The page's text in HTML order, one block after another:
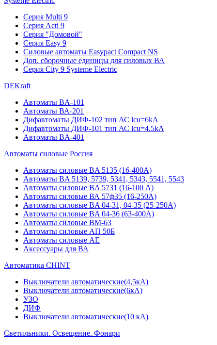
Серия Multi 9
Серия Acti 9
Серия "Домовой"
Серия Easy 9
Силовые автоматы Easypact Compact NS
Доп. сборочные единицы для силовых ВА
Серия City 9 Systeme Electric
DEKraft
Автоматы BA-101
Автоматы ВА-201
Дифавтоматы ДИФ-102 тип АС lcu=6kA
Дифавтоматы ДИФ-101 тип АС lcu=4.5kA
Автоматы BA-401
Автоматы силовые Россия
Автоматы силовые BA 5135 (16-400А)
Автоматы BA 5139, 5739, 5341, 5343, 5541, 5543
Автоматы силовые BA 5731 (16-100 А)
Автоматы силовые ВА 57ф35 (16-250А)
Автоматы силовые BA 04-31, 04-35 (25-250А)
Автоматы силовые BA 04-36 (63-400А)
Автоматы силовые ВМ-63
Автоматы силовые АП 50Б
Автоматы силовые АЕ
Аксессуары для ВА
Автоматика CHINT
Выключатели автоматические(4,5кА)
Выключатели автоматические(6кА)
УЗО
ДИФ
Выключатели автоматические(10 кА)
Светильники. Освещение. Фонари